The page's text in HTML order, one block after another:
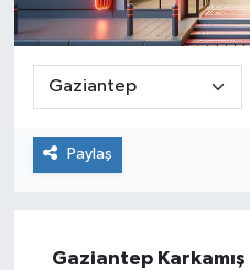
Paylaş
Gaziantep Karkamış